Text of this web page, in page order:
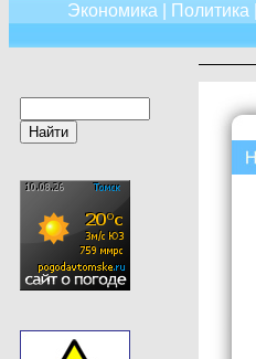
Экономика Политика